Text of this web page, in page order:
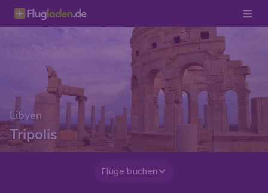
Libyen
Tripolis
Flüge buchen